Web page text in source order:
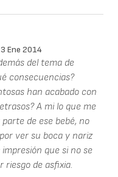
Ene 2014
del tema de
consecuencias?
han acabado con
A mi lo que me
de ese bebé, no
ver su boca y nariz
impresión que si no se
riesgo de asfixia.